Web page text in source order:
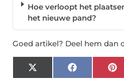
Hoe verloopt het
het nieuwe pand?
Goed artikel? Deel hem dan
X
(Twitter)
Facebook